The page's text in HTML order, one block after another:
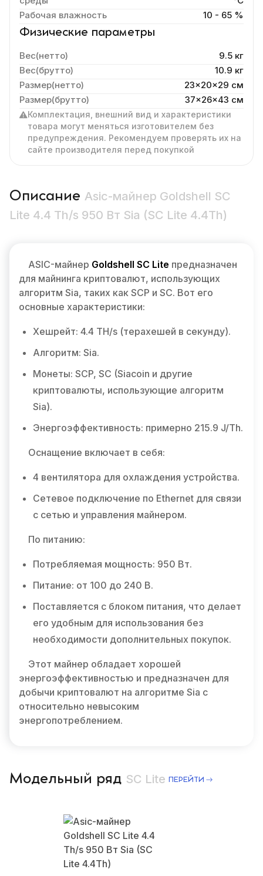
Рабочая влажность
10 - 65 %
Физические параметры
Вес(нетто)
9.5 кг
Вес(брутто)
10.9 кг
Размер(нетто)
23x20x29 cм
Размер(брутто)
37x26x43 см
Комплектация, внешний вид и характеристики
товара могут меняться изготовителем без
предупреждения. Рекомендуем проверять их на
сайте производителя перед покупкой
Описание Asic-майнер Goldshell SC
Lite 4.4 Th/s 950 Вт Sia (SC Lite 4.4Th)
ASIC-майнер Goldshell SC Lite предназначен
для майнинга криптовалют, использующих
алгоритм Sia, таких как SCP и SC. Вот его
основные характеристики:
Хешрейт: 4.4 TH/s (терахешей в секунду).
Алгоритм: Sia.
Монеты: SCP, SC (Siacoin и другие
криптовалюты, использующие алгоритм
Sia).
Энергоэффективность: примерно 215.9 J/Th.
Оснащение включает в себя:
4 вентилятора для охлаждения устройства.
Сетевое подключение по Ethernet для связи
с сетью и управления майнером.
По питанию:
Потребляемая мощность: 950 Вт.
Питание: от 100 до 240 В.
Поставляется с блоком питания, что делает
его удобным для использования без
необходимости дополнительных покупок.
Этот майнер обладает хорошей
энергоэффективностью и предназначен для
добычи криптовалют на алгоритме Sia с
относительно невысоким
энергопотреблением.
Модельный ряд SC Lite ПЕРЕЙТИ